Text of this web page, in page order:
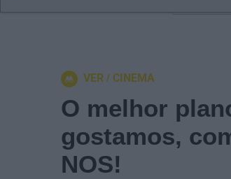
VER CINEMA
O melhor
gostamos,
NOS!